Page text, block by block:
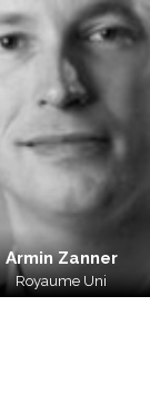
Armin Zanner
Royaume Uni